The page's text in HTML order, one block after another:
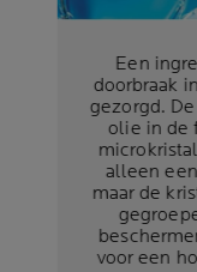
Een
doorbraak
gezorgd.
olie in de
alleen
maar de
voor een